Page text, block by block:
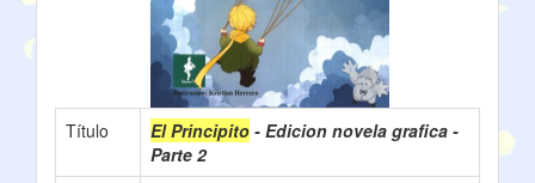
Título El Principito - Edicion novela grafica -
Parte 2